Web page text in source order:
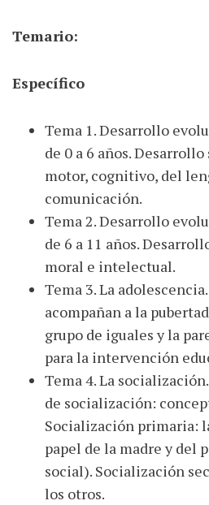
Temario:
Específico
Tema 1. Desarrollo
de 0 a 6 años.
motor, cognitivo, del
comunicación.
Tema 2. Desarrollo
de 6 a 11 años.
moral e intelectual.
Tema 3. La
acompañan a la
grupo de iguales y la
para la intervención
Tema 4. La
de socialización:
Socialización primaria:
papel de la madre y del
social). Socialización
los otros.